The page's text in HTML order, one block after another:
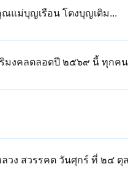
ณแม่บุญเรือน โตงบุญเติม...
ริมงคลตลอดปี ๒๕๖๙ นี้ ทุกค
วง สวรรคต วันศุกร์ ที่ ๒๔ ตุ